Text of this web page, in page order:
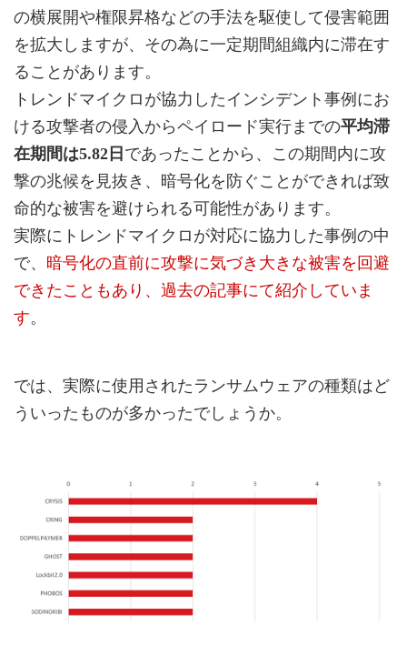
の横展開や権限昇格などの手法を駆使して侵害範囲
を拡大しますが、その為に一定期間組織内に滞在す
ることがあります。
トレンドマイクロが協力したインシデント事例にお
ける攻撃者の侵入からペイロード実行までの平均滞
在期間は5.82日 であったことから、この期間内に攻
撃の兆候を見抜き、暗号化を防ぐことができれば致
命的な被害を避けられる可能性があります。
実際にトレンドマイクロが対応に協力した事例の中
で、 暗号化の直前に攻撃に気づき大きな被害を回避
できたこともあり、過去の記事にて紹介していま
す。
では、実際に使用されたランサムウェアの種類はど
ういったものが多かったでしょうか。